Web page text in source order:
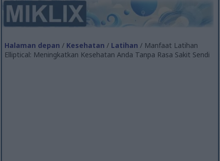
Halaman depan / Kesehatan / Latihan / Manfaat Latihan
Elliptical: Meningkatkan Kesehatan Anda Tanpa Rasa Sakit Sendi